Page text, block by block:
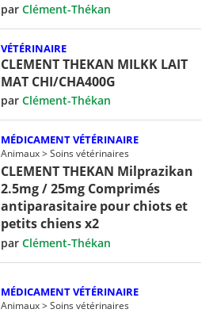
parClément-Thékan
VÉTÉRINAIRE
CLEMENT THEKAN MILKK LAIT
MAT CHI/CHA400G
parClément-Thékan
MÉDICAMENT VÉTÉRINAIRE
Animaux > Soins vétérinaires
CLEMENT THEKAN Milprazikan
2.5mg / 25mg Comprimés
antiparasitaire pour chiots et
petits chiens x2
parClément-Thékan
MÉDICAMENT VÉTÉRINAIRE
Animaux > Soins vétérinaires